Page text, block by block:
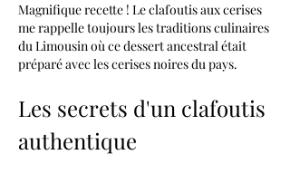
Magnifique recette ! Le clafoutis aux cerises
me rappelle toujours les traditions culinaires
du Limousin où ce dessert ancestral était
préparé avec les cerises noires du pays.
Les secrets d'un clafoutis
authentique